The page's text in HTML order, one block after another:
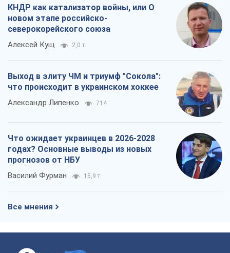
КНДР как катализатор войны, или О
новом этапе российско-
северокорейского союза
Алексей Кущ 2,0 т.
Выход в элиту ЧМ и триумф "Сокола":
что происходит в украинском хоккее
Александр Липенко 714
Что ожидает украинцев в 2026-2028
годах? Основные выводы из новых
прогнозов от НБУ
Василий Фурман 15,9 т.
Все мнения